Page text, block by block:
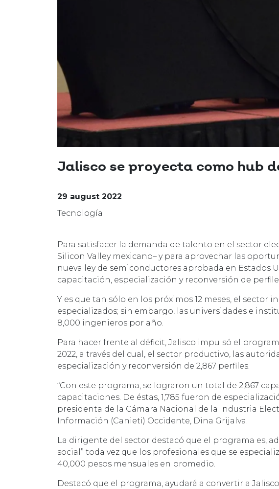
Jalisco se proyecta como hub
29 august 2022
Tecnología
Para satisfacer la demanda de talento en el sector
Silicon Valley mexicano– y para aprovechar las
nueva ley de semiconductores aprobada en Estados
capacitación, especialización y reconversión de
Y es que tan sólo en los próximos 12 meses, el
especializados; sin embargo, las universidades e
8,000 ingenieros por año.
Para hacer frente al déficit, Jalisco impulsó el
2022, a través del cual, el sector productivo, las
especialización y reconversión de 2,867 perfiles.
“Con este programa, se lograron un total de 2,867
capacitaciones. De éstas, 1,785 fueron de
presidenta de la Cámara Nacional de la Industria
Información (Canieti) Occidente, Dina Grijalva.
La dirigente del sector destacó que el programa es,
social” toda vez que los profesionales que se
40,000 pesos mensuales en promedio.
Destacó que el programa, ayudará a convertir a